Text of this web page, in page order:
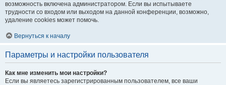
возможность включена администратором. Если вы испытываете
трудности со входом или выходом на данной конференции, возможно,
удаление cookies может помочь.
Вернуться к началу
Параметры и настройки пользователя
Как мне изменить мои настройки?
Если вы являетесь зарегистрированным пользователем, все ваши